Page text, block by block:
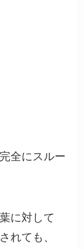
全にスルー
に対して
れても、